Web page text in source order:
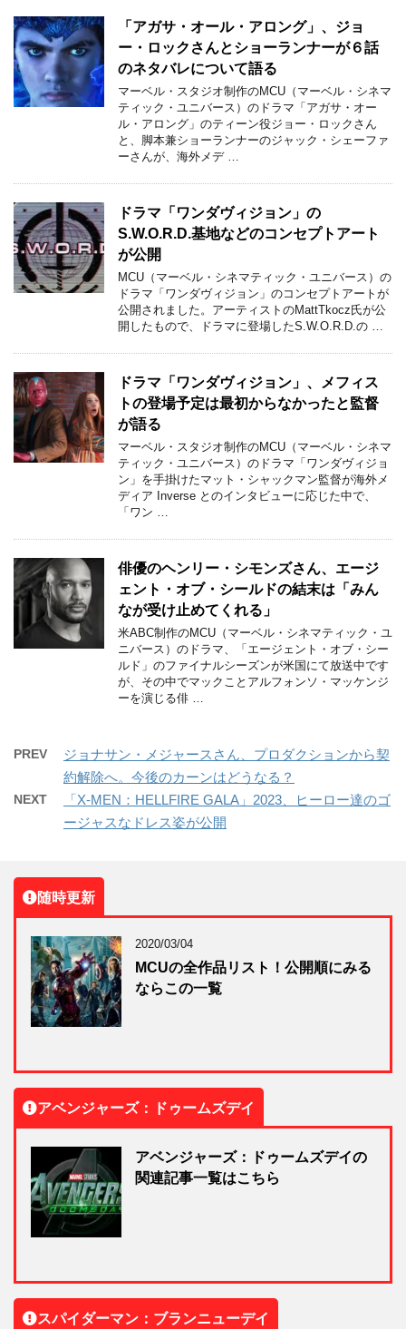
「アガサ・オール・アロング」、ジョ
ー・ロックさんとショーランナーが６話
のネタバレについて語る
マーベル・スタジオ制作のMCU（マーベル・シネマ
ティック・ユニバース）のドラマ「アガサ・オー
ル・アロング」のティーン役ジョー・ロックさん
と、脚本兼ショーランナーのジャック・シェーファ
ーさんが、海外メデ …
ドラマ「ワンダヴィジョン」の
S.W.O.R.D.基地などのコンセプトアート
が公開
MCU（マーベル・シネマティック・ユニバース）の
ドラマ「ワンダヴィジョン」のコンセプトアートが
公開されました。アーティストのMattTkocz氏が公
開したもので、ドラマに登場したS.W.O.R.D.の …
ドラマ「ワンダヴィジョン」、メフィス
トの登場予定は最初からなかったと監督
が語る
マーベル・スタジオ制作のMCU（マーベル・シネマ
ティック・ユニバース）のドラマ「ワンダヴィジョ
ン」を手掛けたマット・シャックマン監督が海外メ
ディア Inverse とのインタビューに応じた中で、
「ワン …
俳優のヘンリー・シモンズさん、エージ
ェント・オブ・シールドの結末は「みん
なが受け止めてくれる」
米ABC制作のMCU（マーベル・シネマティック・ユ
ニバース）のドラマ、「エージェント・オブ・シー
ルド」のファイナルシーズンが米国にて放送中です
が、その中でマックことアルフォンソ・マッケンジ
ーを演じる俳 …
PREV
ジョナサン・メジャースさん、プロダクションから契
約解除へ。今後のカーンはどうなる？
NEXT
「X-MEN：HELLFIRE GALA」2023、ヒーロー達のゴ
ージャスなドレス姿が公開
随時更新
2020/03/04
MCUの全作品リスト！公開順にみる
ならこの一覧
アベンジャーズ：ドゥームズデイ
アベンジャーズ：ドゥームズデイの
関連記事一覧はこちら
スパイダーマン：ブランニューデイ